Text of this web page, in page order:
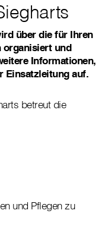
über die für Ihren
organisiert und
Informationen,
Einsatzleitung auf.
betreut die
und Pflegen zu